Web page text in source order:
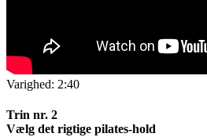
Varighed: 2:40
Trin nr. 2
Vælg det rigtige pilates-hold